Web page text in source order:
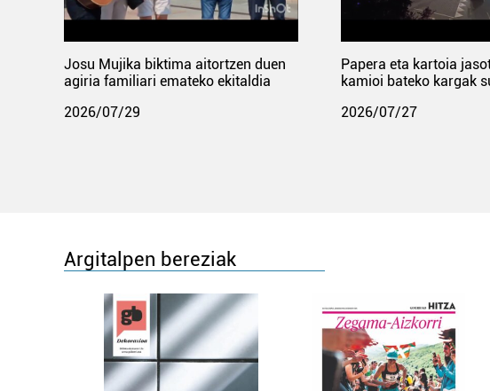
Josu Mujika biktima aitortzen duen
agiria familiari emateko ekitaldia
2026/07/29
Papera eta kartoia
kamioi bateko kargak
2026/07/27
Argitalpen bereziak